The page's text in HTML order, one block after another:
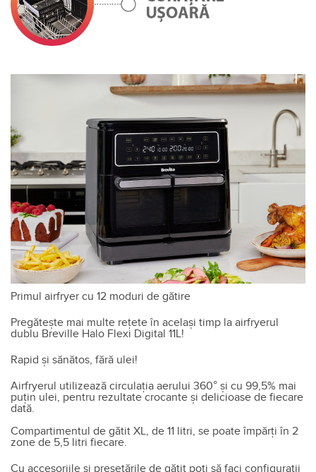
Primul airfryer cu 12 moduri de gătire
Pregătește mai multe rețete în același timp la airfryerul
dublu Breville Halo Flexi Digital 11L!
Rapid și sănătos, fără ulei!
Airfryerul utilizează circulația aerului 360° și cu 99,5% mai
puțin ulei, pentru rezultate crocante și delicioase de fiecare
dată.
Compartimentul de gătit XL, de 11 litri, se poate împărți în 2
zone de 5,5 litri fiecare.
Cu accesoriile și presetările de gătit poți să faci configurații